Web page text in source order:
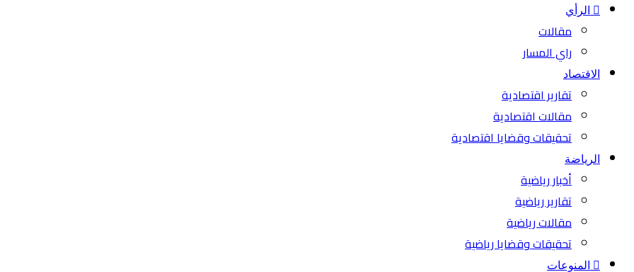
الرأي
مقالات
راي المسار
الاقتصاد
تقارير اقتصادية
مقالات اقتصادية
تحقيقات وقضايا اقتصادية
الرياضة
أخبار رياضية
تقارير رياضية
مقالات رياضية
تحقيقات وقضايا رياضية
المنوعات